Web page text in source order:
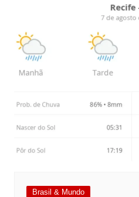
Brasil & Mundo